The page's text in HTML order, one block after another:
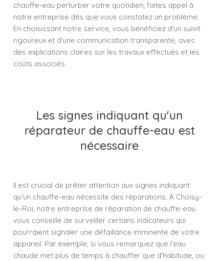
chauffe-eau perturber votre quotidien; faites appel à
notre entreprise dès que vous constatez un problème.
En choisissant notre service, vous bénéficiez d'un suivit
rigoureux et d'une communication transparente, avec
des explications claires sur les travaux effectués et les
coûts associés.
Les signes indiquant qu'un
réparateur de chauffe-eau est
nécessaire
Il est crucial de prêter attention aux signes indiquant
qu'un chauffe-eau nécessite des réparations. À Choisy-
le-Roi, notre entreprise de réparation de chauffe-eau
vous conseille de surveiller certains indicateurs qui
pourraient signaler une défaillance imminente de votre
appareil. Par exemple, si vous remarquez que l'eau
chaude met plus de temps à chauffer que d'habitude, ou